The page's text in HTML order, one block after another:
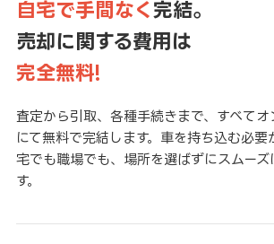
自宅で手間なく 完結。
売却に関する費用は
完全無料!
査定から引取、各種手続きまで、すべて
にて無料で完結します。車を持ち込む必要
宅でも職場でも、場所を選ばずにスムー
す。